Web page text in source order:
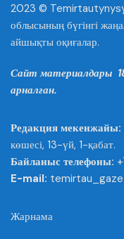
2023 ©
облысының бүгінгі
айшықты оқиғалар.
Сайт материалдары
арналған.
Редакция мекенжайы:
көшесі, 13-үй, 1-қабат.
Байланыс телефоны:
E-mail:
Жарнама